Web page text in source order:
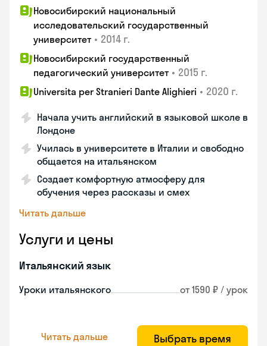
Новосибирский национальный
исследовательский государственный
университет • 2014 г.
Новосибирский государственный
педагогический университет • 2015 г.
Universita per Stranieri Dante Alighieri • 2020 г.
Начала учить английский в языковой школе в
Лондоне
Училась в университете в Италии и свободно
общается на итальянском
Создает комфортную атмосферу для
обучения через рассказы и смех
Читать дальше
Услуги и цены
Итальянский язык
Уроки итальянского от 1590 ₽ / урок
Читать дальше Выбрать время